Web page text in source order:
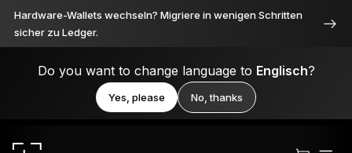
Hardware-Wallets wechseln? Migriere in wenigen Schritten
sicher zu Ledger.
Do you want to change language to Englisch?
Yes, please No, thanks